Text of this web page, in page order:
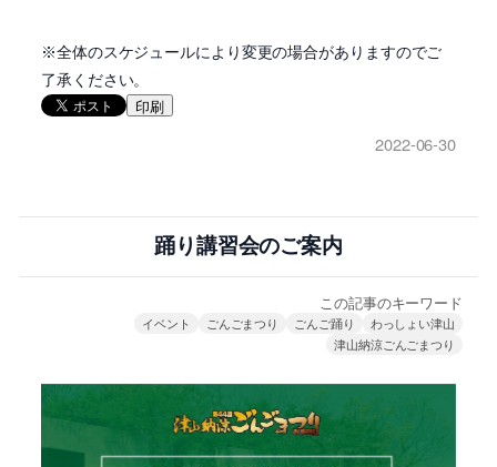
※全体のスケジュールにより変更の場合がありますのでご
了承ください。
印刷
2022-06-30
踊り講習会のご案内
この記事のキーワード
イベント ごんごまつり ごんご踊り
わっしょい津山
津山納涼ごんごまつり